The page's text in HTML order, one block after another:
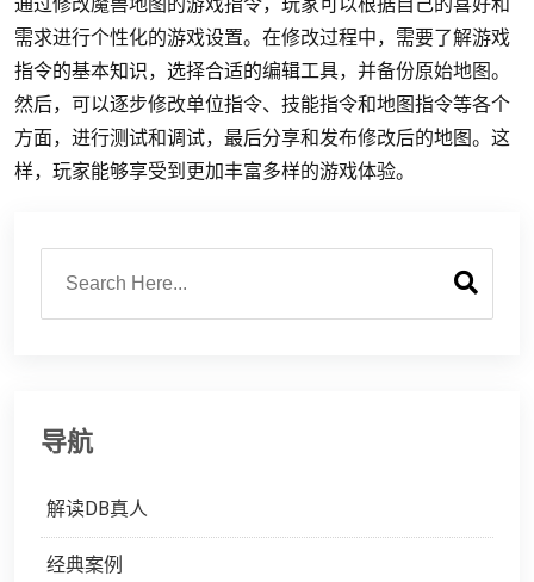
需求进行个性化的游戏设置。在修改过程中，需要了解游戏
指令的基本知识，选择合适的编辑工具，并备份原始地图。
然后，可以逐步修改单位指令、技能指令和地图指令等各个
方面，进行测试和调试，最后分享和发布修改后的地图。这
样，玩家能够享受到更加丰富多样的游戏体验。
导航
解读DB真人
经典案例